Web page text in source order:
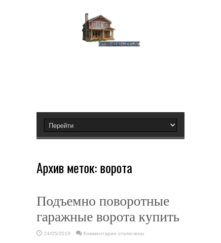
Архив меток: ворота
Подъемно поворотные
гаражные ворота купить
24/05/2019 Комментарии отключены